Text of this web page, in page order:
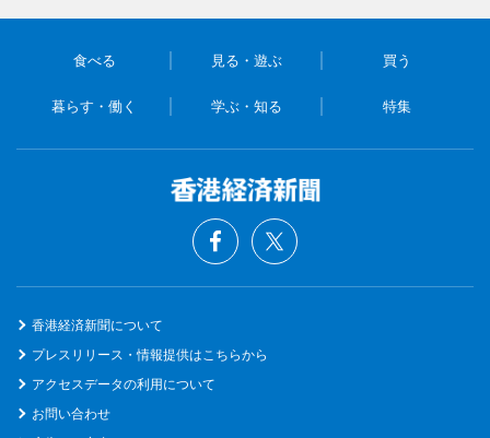
食べる 見る・遊ぶ 買う
暮らす・働く 学ぶ・知る 特集
香港経済新聞について
プレスリリース・情報提供はこちらから
アクセスデータの利用について
お問い合わせ